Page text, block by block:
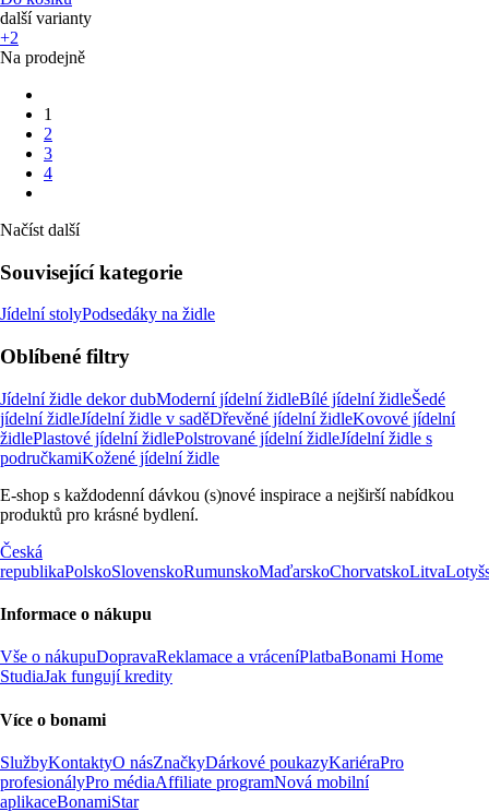
další varianty
+2
Na prodejně
1
2
3
4
Načíst další
Související kategorie
Jídelní stolyPodsedáky na židle
Oblíbené filtry
Jídelní židle dekor dubModerní jídelní židleBílé jídelní židleŠedé
jídelní židleJídelní židle v saděDřevěné jídelní židleKovové jídelní
židlePlastové jídelní židlePolstrované jídelní židleJídelní židle s
područkamiKožené jídelní židle
E-shop s každodenní dávkou (s)nové inspirace a nejširší nabídkou
produktů pro krásné bydlení.
Česká
republikaPolskoSlovenskoRumunskoMaďarskoChorvatskoLitva
Informace o nákupu
Vše o nákupuDopravaReklamace a vráceníPlatbaBonami Home
StudiaJak fungují kredity
Více o bonami
SlužbyKontaktyO násZnačkyDárkové poukazyKariéraPro
profesionályPro médiaAffiliate programNová mobilní
aplikaceBonamiStar